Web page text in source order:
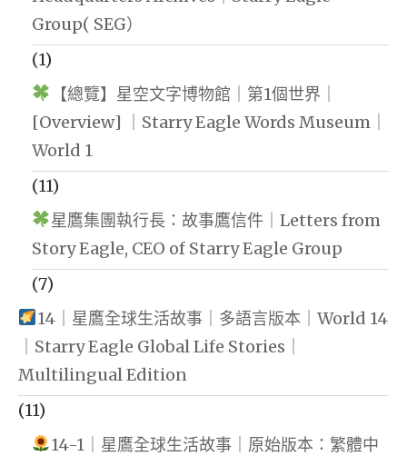
Group( SEG）
(1)
【總覽】星空文字博物館｜第1個世界｜
[Overview] ｜Starry Eagle Words Museum｜
World 1
(11)
星鷹集團執行長：故事鷹信件｜Letters from
Story Eagle, CEO of Starry Eagle Group
(7)
14｜星鷹全球生活故事｜多語言版本｜World 14
｜Starry Eagle Global Life Stories｜
Multilingual Edition
(11)
14-1｜星鷹全球生活故事｜原始版本：繁體中